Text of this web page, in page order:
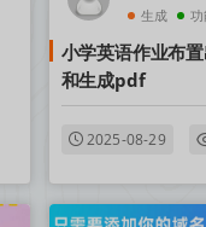
生成
小学英语作业布
和生成pdf
2025-08-29